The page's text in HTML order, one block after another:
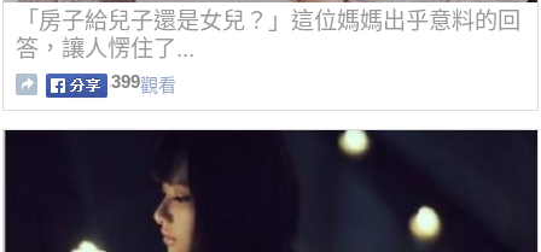
「房子給兒子還是女兒？」這位媽媽出乎意料的回
答，讓人愣住了...
399觀看